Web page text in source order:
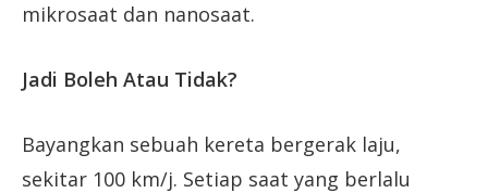
mikrosaat dan nanosaat.
Jadi Boleh Atau Tidak?
Bayangkan sebuah kereta bergerak laju,
sekitar 100 km/j. Setiap saat yang berlalu